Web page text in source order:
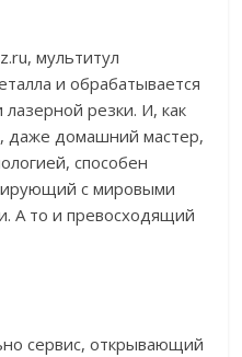
мультитул
и обрабатывается
резки. И, как
даже домашний мастер,
способен
с мировыми
А то и превосходящий
сервис, открывающий